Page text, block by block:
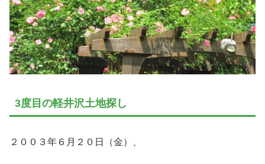
3度目の軽井沢土地探し
２００３年６月２０日（金）、